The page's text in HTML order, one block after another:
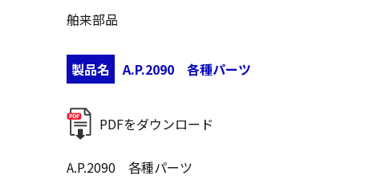
舶来部品
製品名 A.P.2090 各種パーツ
PDFをダウンロード
A.P.2090 各種パーツ